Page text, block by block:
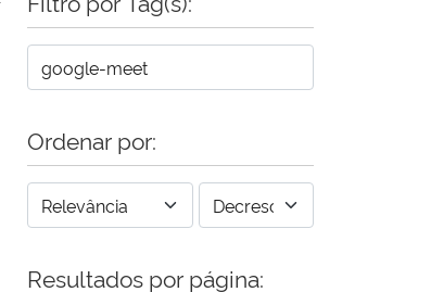
Ordenar por:
Resultados por página: